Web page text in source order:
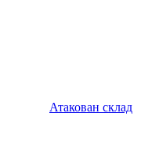
Атакован склад